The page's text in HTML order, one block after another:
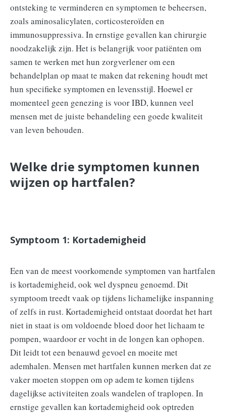
ontsteking te verminderen en symptomen te beheersen,
zoals aminosalicylaten, corticosteroïden en
immunosuppressiva. In ernstige gevallen kan chirurgie
noodzakelijk zijn. Het is belangrijk voor patiënten om
samen te werken met hun zorgverlener om een
behandelplan op maat te maken dat rekening houdt met
hun specifieke symptomen en levensstijl. Hoewel er
momenteel geen genezing is voor IBD, kunnen veel
mensen met de juiste behandeling een goede kwaliteit
van leven behouden.
Welke drie symptomen kunnen
wijzen op hartfalen?
Symptoom 1: Kortademigheid
Een van de meest voorkomende symptomen van hartfalen
is kortademigheid, ook wel dyspneu genoemd. Dit
symptoom treedt vaak op tijdens lichamelijke inspanning
of zelfs in rust. Kortademigheid ontstaat doordat het hart
niet in staat is om voldoende bloed door het lichaam te
pompen, waardoor er vocht in de longen kan ophopen.
Dit leidt tot een benauwd gevoel en moeite met
ademhalen. Mensen met hartfalen kunnen merken dat ze
vaker moeten stoppen om op adem te komen tijdens
dagelijkse activiteiten zoals wandelen of traplopen. In
ernstige gevallen kan kortademigheid ook optreden